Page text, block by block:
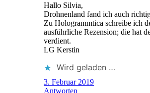
Hallo Silvia,
Drohnenland fand ich auch
Zu Hologrammtica schreibe ich
ausführliche Rezension; die hat
verdient.
LG Kerstin
Wird geladen …
3. Februar 2019
Antworten